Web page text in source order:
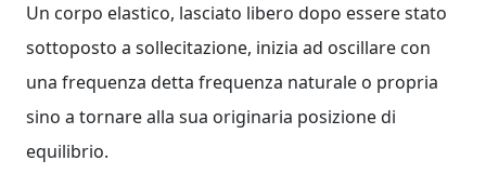
Un corpo elastico, lasciato libero dopo essere stato
sottoposto a sollecitazione, inizia ad oscillare con
una frequenza detta frequenza naturale o propria
sino a tornare alla sua originaria posizione di
equilibrio.